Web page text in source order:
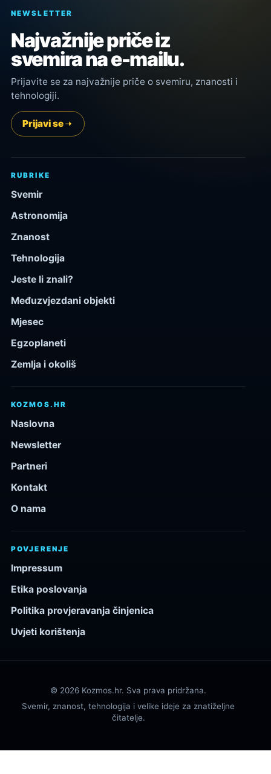
NEWSLETTER
Najvažnije priče iz
svemira na e-mailu.
Prijavite se za najvažnije priče o svemiru, znanosti i
tehnologiji.
Prijavi se
RUBRIKE
Svemir
Astronomija
Znanost
Tehnologija
Jeste li znali?
Međuzvjezdani objekti
Mjesec
Egzoplaneti
Zemlja i okoliš
KOZMOS.HR
Naslovna
Newsletter
Partneri
Kontakt
O nama
POVJERENJE
Impressum
Etika poslovanja
Politika provjeravanja činjenica
Uvjeti korištenja
© 2026 Kozmos.hr. Sva prava pridržana.
Svemir, znanost, tehnologija i velike ideje za znatiželjne
čitatelje.